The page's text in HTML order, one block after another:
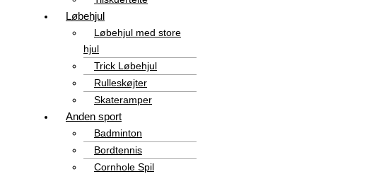
Løbehjul
Løbehjul med store
hjul
Trick Løbehjul
Rulleskøjter
Skateramper
Anden sport
Badminton
Bordtennis
Cornhole Spil